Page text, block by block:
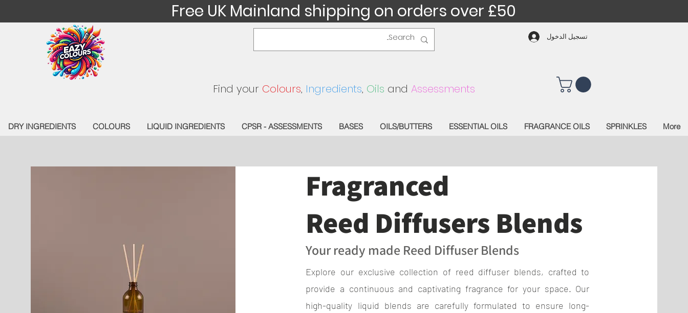
Free UK Mainland shipping on orders over £50
تسجيل الدخول
Find your Colours, Ingredients, Oils and Assessments
DRY INGREDIENTS COLOURS LIQUID INGREDIENTS CPSR - ASSESSMENTS BASES OILS/BUTTERS ESSENTIAL OILS FRAGRANCE OILS SPRINKLES More
Fragranced
Reed Diffusers Blends
Your ready made Reed Diffuser Blends
Explore our exclusive collection of reed diffuser blends, crafted to
provide a continuous and captivating fragrance for your space. Our
high-quality liquid blends are carefully formulated to ensure long-